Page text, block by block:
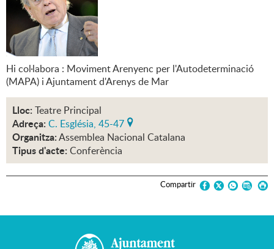
Hi col·labora : Moviment Arenyenc per l'Autodeterminació
(MAPA) i Ajuntament d'Arenys de Mar
Lloc: Teatre Principal
Adreça: C. Església, 45-47
Organitza:Assemblea Nacional Catalana
Tipus d'acte: Conferència
Compartir